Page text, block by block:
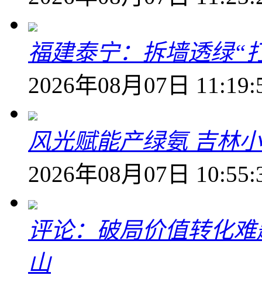
福建泰宁：拆墙透绿“
2026年08月07日
风光赋能产绿氨 吉林
2026年08月07日
评论：破局价值转化
山